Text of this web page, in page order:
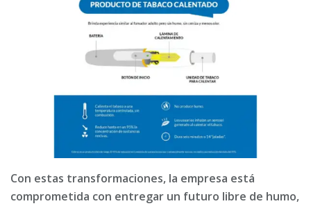
Con estas transformaciones, la empresa está
comprometida con entregar un futuro libre de humo,